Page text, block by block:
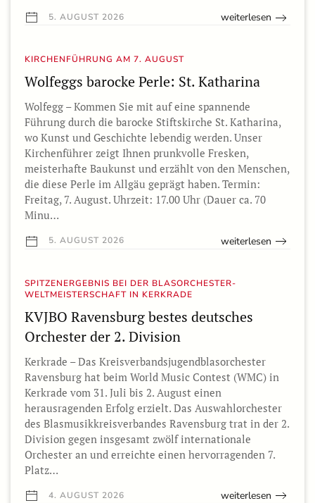
5. AUGUST 2026 weiterlesen
KIRCHENFÜHRUNG AM 7. AUGUST
Wolfeggs barocke Perle: St. Katharina
Wolfegg – Kommen Sie mit auf eine spannende
Führung durch die barocke Stiftskirche St. Katharina,
wo Kunst und Geschichte lebendig werden. Unser
Kirchenführer zeigt Ihnen prunkvolle Fresken,
meisterhafte Baukunst und erzählt von den Menschen,
die diese Perle im Allgäu geprägt haben. Termin:
Freitag, 7. August. Uhrzeit: 17.00 Uhr (Dauer ca. 70
Minu…
5. AUGUST 2026 weiterlesen
SPITZENERGEBNIS BEI DER BLASORCHESTER-
WELTMEISTERSCHAFT IN KERKRADE
KVJBO Ravensburg bestes deutsches
Orchester der 2. Division
Kerkrade – Das Kreisverbandsjugendblasorchester
Ravensburg hat beim World Music Contest (WMC) in
Kerkrade vom 31. Juli bis 2. August einen
herausragenden Erfolg erzielt. Das Auswahlorchester
des Blasmusikkreisverbandes Ravensburg trat in der 2.
Division gegen insgesamt zwölf internationale
Orchester an und erreichte einen hervorragenden 7.
Platz…
4. AUGUST 2026 weiterlesen